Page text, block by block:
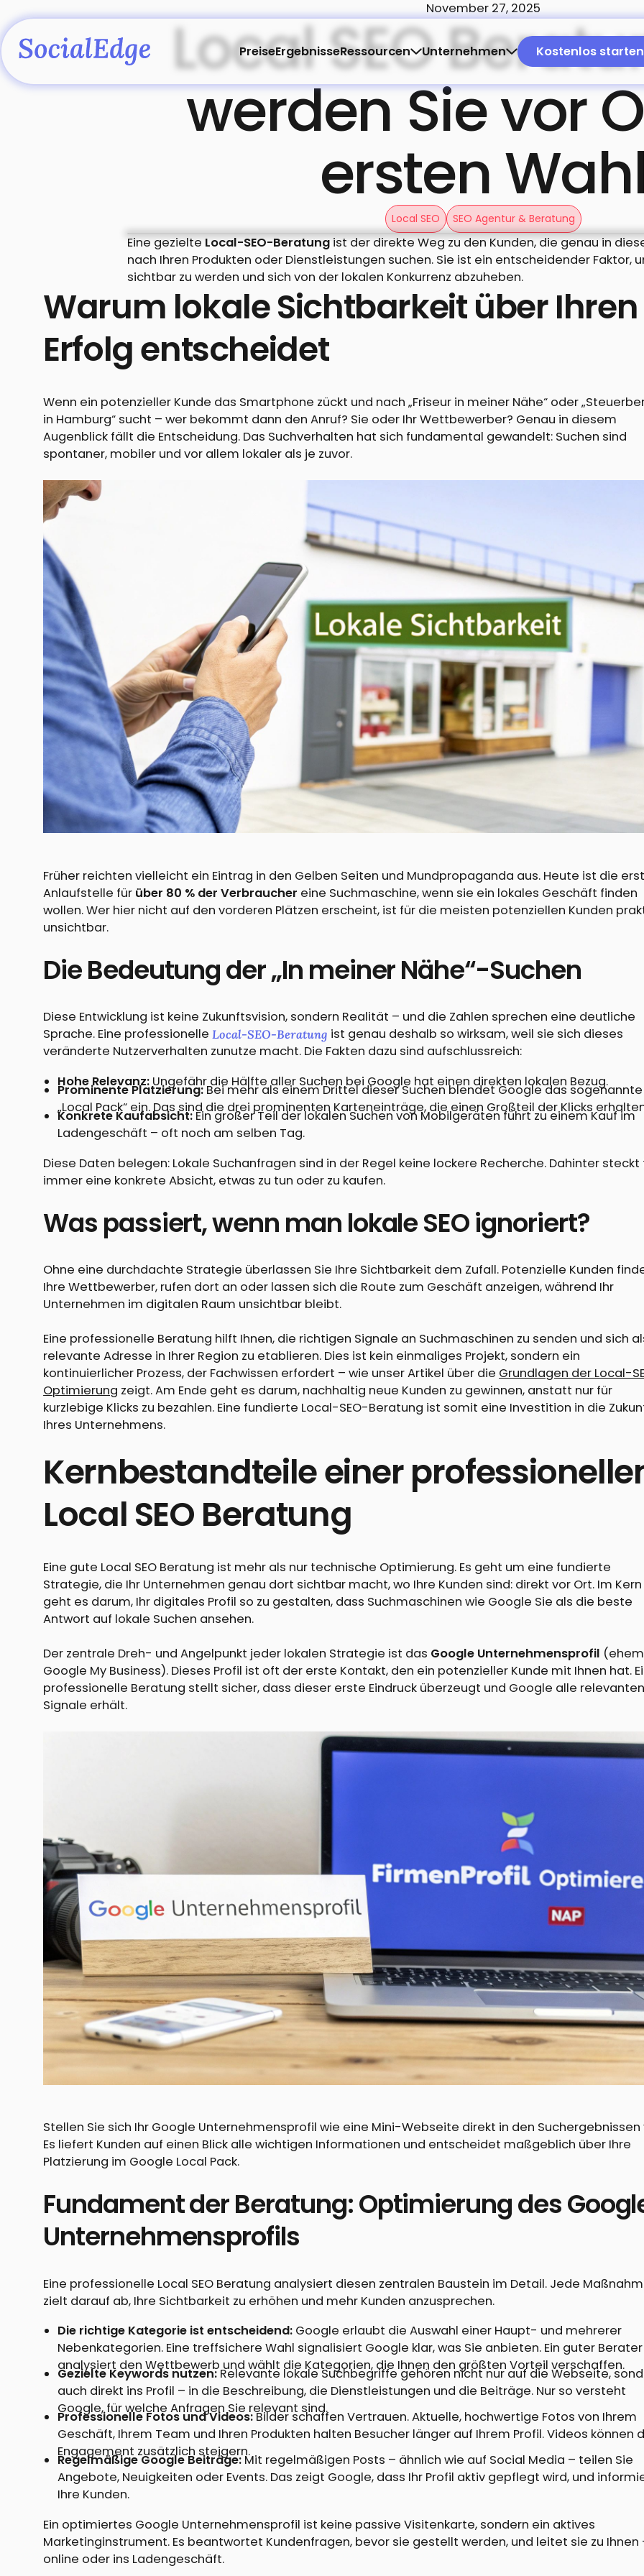
PreiseErgebnisseRessourcen Unternehmen Kostenlos starten
November 27, 2025
Local SEO
werden Sie vor
ersten Wahl
Local SEO SEO Agentur & Beratung
Eine gezielteLocal-SEO-Beratungist der direkte Weg zu den Kunden, die genau in
nach Ihren Produkten oder Dienstleistungen suchen. Sie ist ein entscheidender Faktor,
sichtbar zu werden und sich von der lokalen Konkurrenz abzuheben.
Warum lokale Sichtbarkeit über Ihren
Erfolg entscheidet
Wenn ein potenzieller Kunde das Smartphone zückt und nach „Friseur in meiner Nähe“ oder
in Hamburg“ sucht – wer bekommt dann den Anruf? Sie oder Ihr Wettbewerber? Genau in diesem
Augenblick fällt die Entscheidung. Das Suchverhalten hat sich fundamental gewandelt: Suchen sind
spontaner, mobiler und vor allem lokaler als je zuvor.
Früher reichten vielleicht ein Eintrag in den Gelben Seiten und Mundpropaganda aus. Heute ist die
Anlaufstelle für über 80 % der Verbraucher eine Suchmaschine, wenn sie ein lokales Geschäft finden
wollen. Wer hier nicht auf den vorderen Plätzen erscheint, ist für die meisten potenziellen Kunden
unsichtbar.
Die Bedeutung der „In meiner Nähe“-Suchen
Diese Entwicklung ist keine Zukunftsvision, sondern Realität – und die Zahlen sprechen eine deutliche
Sprache. Eine professionelleLocal-SEO-Beratung ist genau deshalb so wirksam, weil sie sich dieses
veränderte Nutzerverhalten zunutze macht. Die Fakten dazu sind aufschlussreich:
Hohe Relevanz:Ungefähr die Hälfte aller Suchen bei Google hat einen direkten lokalen Bezug.
Prominente Platzierung:Bei mehr als einem Drittel dieser Suchen blendet Google das sogenannte
„Local Pack“ ein. Das sind die drei prominenten Karteneinträge, die einen Großteil der Klicks
Konkrete Kaufabsicht:Ein großer Teil der lokalen Suchen von Mobilgeräten führt zu einem Kauf im
Ladengeschäft – oft noch am selben Tag.
Diese Daten belegen: Lokale Suchanfragen sind in der Regel keine lockere Recherche. Dahinter
immer eine konkrete Absicht, etwas zu tun oder zu kaufen.
Was passiert, wenn man lokale SEO ignoriert?
Ohne eine durchdachte Strategie überlassen Sie Ihre Sichtbarkeit dem Zufall. Potenzielle Kunden
Ihre Wettbewerber, rufen dort an oder lassen sich die Route zum Geschäft anzeigen, während Ihr
Unternehmen im digitalen Raum unsichtbar bleibt.
Eine professionelle Beratung hilft Ihnen, die richtigen Signale an Suchmaschinen zu senden und sich
relevante Adresse in Ihrer Region zu etablieren. Dies ist kein einmaliges Projekt, sondern ein
kontinuierlicher Prozess, der Fachwissen erfordert – wie unser Artikel über die Grundlagen der Local-
Optimierung zeigt. Am Ende geht es darum, nachhaltig neue Kunden zu gewinnen, anstatt nur für
kurzlebige Klicks zu bezahlen. Eine fundierte Local-SEO-Beratung ist somit eine Investition in die
Ihres Unternehmens.
Kernbestandteile einer
Local SEO Beratung
Eine gute Local SEO Beratung ist mehr als nur technische Optimierung. Es geht um eine fundierte
Strategie, die Ihr Unternehmen genau dort sichtbar macht, wo Ihre Kunden sind: direkt vor Ort. Im Kern
geht es darum, Ihr digitales Profil so zu gestalten, dass Suchmaschinen wie Google Sie als die beste
Antwort auf lokale Suchen ansehen.
Der zentrale Dreh- und Angelpunkt jeder lokalen Strategie ist das Google Unternehmensprofil
Google My Business). Dieses Profil ist oft der erste Kontakt, den ein potenzieller Kunde mit Ihnen hat.
professionelle Beratung stellt sicher, dass dieser erste Eindruck überzeugt und Google alle relevanten
Signale erhält.
Stellen Sie sich Ihr Google Unternehmensprofil wie eine Mini-Webseite direkt in den Suchergebnissen
Es liefert Kunden auf einen Blick alle wichtigen Informationen und entscheidet maßgeblich über Ihre
Platzierung im Google Local Pack.
Fundament der Beratung: Optimierung des
Unternehmensprofils
Eine professionelle Local SEO Beratung analysiert diesen zentralen Baustein im Detail. Jede
zielt darauf ab, Ihre Sichtbarkeit zu erhöhen und mehr Kunden anzusprechen.
Die richtige Kategorie ist entscheidend:Google erlaubt die Auswahl einer Haupt- und mehrerer
Nebenkategorien. Eine treffsichere Wahl signalisiert Google klar, was Sie anbieten. Ein guter Berater
analysiert den Wettbewerb und wählt die Kategorien, die Ihnen den größten Vorteil verschaffen.
Gezielte Keywords nutzen:Relevante lokale Suchbegriffe gehören nicht nur auf die Webseite,
auch direkt ins Profil – in die Beschreibung, die Dienstleistungen und die Beiträge. Nur so versteht
Google, für welche Anfragen Sie relevant sind.
Professionelle Fotos und Videos:Bilder schaffen Vertrauen. Aktuelle, hochwertige Fotos von Ihrem
Geschäft, Ihrem Team und Ihren Produkten halten Besucher länger auf Ihrem Profil. Videos können
Engagement zusätzlich steigern.
Regelmäßige Google Beiträge:Mit regelmäßigen Posts – ähnlich wie auf Social Media – teilen Sie
Angebote, Neuigkeiten oder Events. Das zeigt Google, dass Ihr Profil aktiv gepflegt wird, und
Ihre Kunden.
Ein optimiertes Google Unternehmensprofil ist keine passive Visitenkarte, sondern ein aktives
Marketinginstrument. Es beantwortet Kundenfragen, bevor sie gestellt werden, und leitet sie zu Ihnen
online oder ins Ladengeschäft.